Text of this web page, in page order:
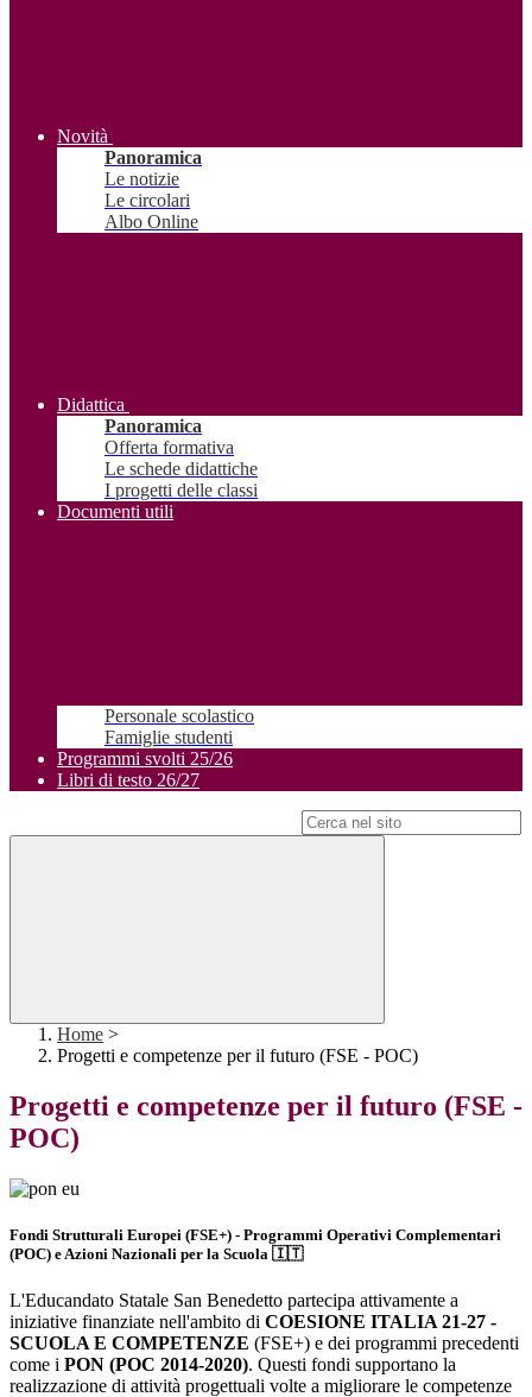
Novità
Panoramica
Le notizie
Le circolari
Albo Online
Didattica
Panoramica
Offerta formativa
Le schede didattiche
I progetti delle classi
Documenti utili
Personale scolastico
Famiglie studenti
Programmi svolti 25/26
Libri di testo 26/27
Home >
Progetti e competenze per il futuro (FSE - POC)
Progetti e competenze per il futuro (FSE -
POC)
Fondi Strutturali Europei (FSE+) - Programmi Operativi Complementari
(POC) e Azioni Nazionali per la Scuola 🇮🇹
L'Educandato Statale San Benedetto partecipa attivamente a
iniziative finanziate nell'ambito di COESIONE ITALIA 21-27 -
SCUOLA E COMPETENZE (FSE+) e dei programmi precedenti
come i PON (POC 2014-2020). Questi fondi supportano la
realizzazione di attività progettuali volte a migliorare le competenze